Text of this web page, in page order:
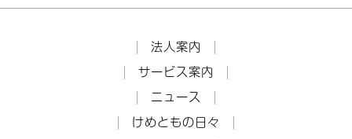
法人案内
サービス案内
ニュース
けめともの日々